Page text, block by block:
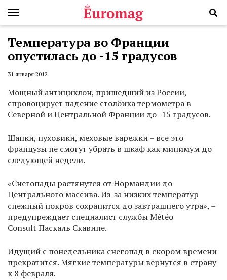
Температура во Франции
опустилась до -15 градусов
31 января 2012
Мощный антициклон, пришедший из России,
спровоцирует падение столбика термометра в
Северной и Центральной Франции до -15 градусов.
Шапки, пуховики, меховые варежки – все это
французы не смогут убрать в шкаф как минимум до
следующей недели.
«Снегопады растянутся от Нормандии до
Центрального массива. Из-за низких температур
снежный покров сохранится до завтрашнего утра», –
предупреждает специалист службы Météo
Consult Паскаль Скавине.
Идущий с понедельника снегопад в скором времени
прекратится. Мягкие температуры вернутся в страну
к 8 февраля.